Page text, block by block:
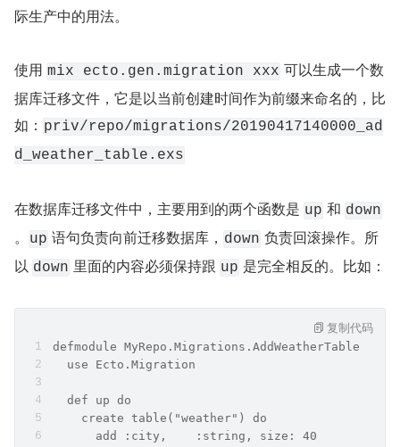
际生产中的用法。
使用 mix ecto.gen.migration xxx 可以生成一个数
据库迁移文件，它是以当前创建时间作为前缀来命名的，比
如： priv/repo/migrations/20190417140000_ad
d_weather_table.exs
在数据库迁移文件中，主要用到的两个函数是 up 和 down
。 up 语句负责向前迁移数据库， down 负责回滚操作。所
以 down 里面的内容必须保持跟 up 是完全相反的。比如：
defmodule MyRepo.Migrations.AddWeatherTable do
  use Ecto.Migration
  def up do
    create table("weather") do
      add :city,    :string, size: 40
复制代码